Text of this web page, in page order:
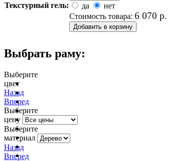
Текстурный гель:
да
нет
Стоимость товара: 6 070 р.
Выбрать раму:
Выберите
цвет
Назад
Вперед
Выберите
цену
Выберите
материал
Назад
Вперед